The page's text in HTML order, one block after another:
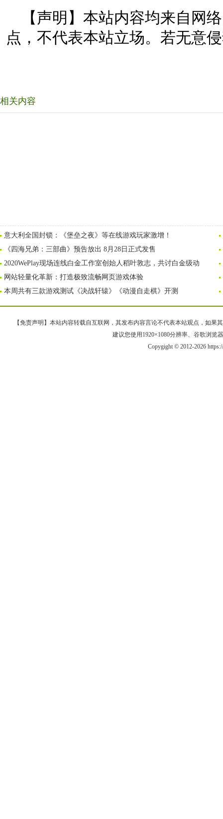
【声明】本站内容均来自网
点，不代表本站立场。若无意
相关内容
意大利全国封锁：《堡垒之夜》等在线游戏玩家激增！
《四海兄弟：三部曲》预告放出 8月28日正式发售
2020WePlay现场连线白金工作室创始人稻叶敦志，共讨白金级动
网站轻量化革新：打造极致流畅网页游戏体验
本周共有三款游戏测试《决战轩辕》《动漫自走棋》开测
【免责声明】本站内容转载自互联网，其发布内容言论不代表本站观点，如果
建议您使用1920×1080分辨率、谷歌浏览
Copygight © 2012-2026